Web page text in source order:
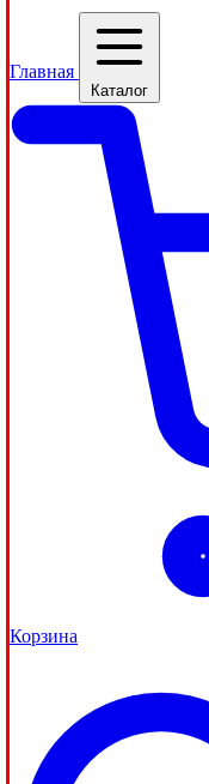
Главная
Каталог
Корзина